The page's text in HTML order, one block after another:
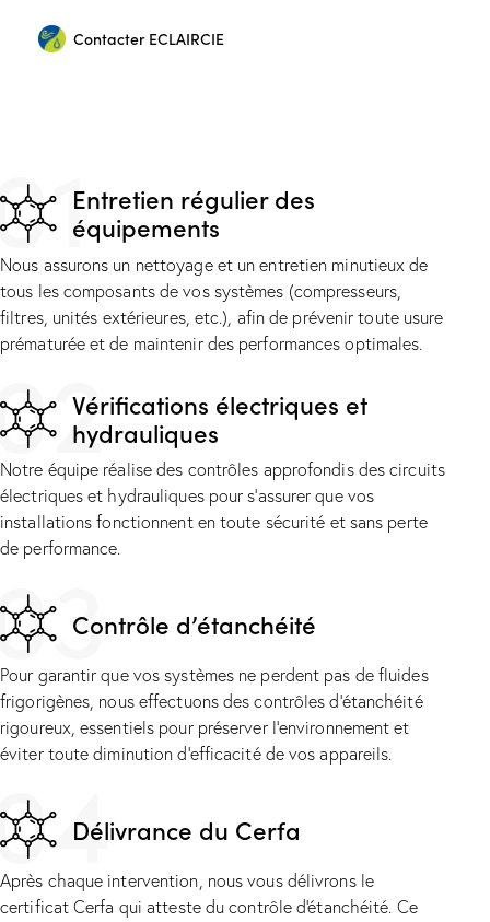
Contacter ECLAIRCIE
Entretien régulier des
équipements
Nous assurons un nettoyage et un entretien minutieux de
tous les composants de vos systèmes (compresseurs,
filtres, unités extérieures, etc.), afin de prévenir toute usure
prématurée et de maintenir des performances optimales.
Vérifications électriques et
hydrauliques
Notre équipe réalise des contrôles approfondis des circuits
électriques et hydrauliques pour s’assurer que vos
installations fonctionnent en toute sécurité et sans perte
de performance.
Contrôle d’étanchéité
Pour garantir que vos systèmes ne perdent pas de fluides
frigorigènes, nous effectuons des contrôles d’étanchéité
rigoureux, essentiels pour préserver l’environnement et
éviter toute diminution d’efficacité de vos appareils.
Délivrance du Cerfa
Après chaque intervention, nous vous délivrons le
certificat Cerfa qui atteste du contrôle d'étanchéité. Ce